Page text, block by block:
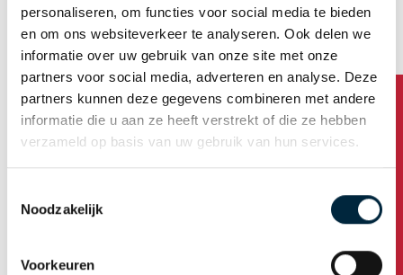
personaliseren, om functies voor social media te bieden
en om ons websiteverkeer te analyseren. Ook delen we
informatie over uw gebruik van onze site met onze
partners voor social media, adverteren en analyse. Deze
partners kunnen deze gegevens combineren met andere
informatie die u aan ze heeft verstrekt of die ze hebben
verzameld op basis van uw gebruik van hun services.
Noodzakelijk
Voorkeuren
Automatische Kennwortgenerierung
Firmenanschrift
Name der Firma
Adresse